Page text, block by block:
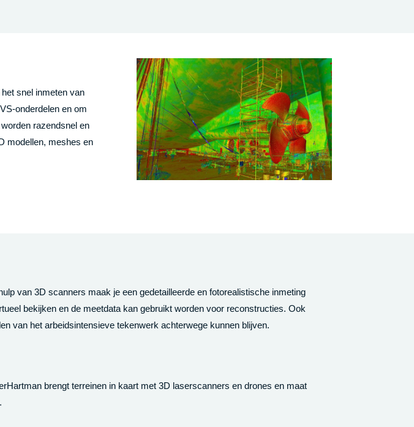
snel inmeten van
onderdelen en om
razendsnel en
modellen, meshes en
van 3D scanners maak je een gedetailleerde en fotorealistische inmeting
bekijken en de meetdata kan gebruikt worden voor reconstructies. Ook
van het arbeidsintensieve tekenwerk achterwege kunnen blijven.
brengt terreinen in kaart met 3D laserscanners en drones en maat
.